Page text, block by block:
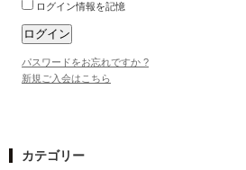
ログイン情報を記憶
パスワードをお忘れですか ?
新規ご入会はこちら
カテゴリー